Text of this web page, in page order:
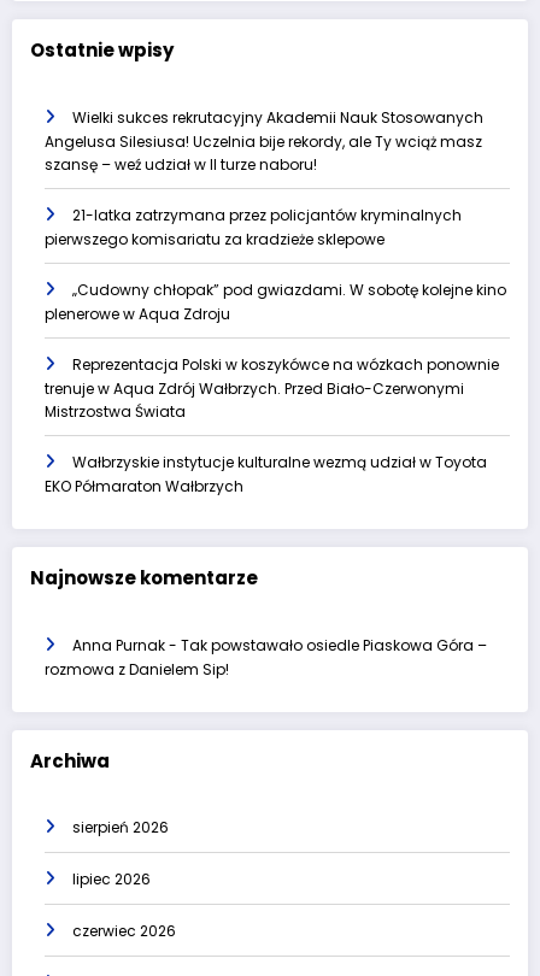
Ostatnie wpisy
Wielki sukces rekrutacyjny Akademii Nauk Stosowanych
Angelusa Silesiusa! Uczelnia bije rekordy, ale Ty wciąż masz
szansę – weź udział w II turze naboru!
21-latka zatrzymana przez policjantów kryminalnych
pierwszego komisariatu za kradzieże sklepowe
„Cudowny chłopak” pod gwiazdami. W sobotę kolejne kino
plenerowe w Aqua Zdroju
Reprezentacja Polski w koszykówce na wózkach ponownie
trenuje w Aqua Zdrój Wałbrzych. Przed Biało-Czerwonymi
Mistrzostwa Świata
Wałbrzyskie instytucje kulturalne wezmą udział w Toyota
EKO Półmaraton Wałbrzych
Najnowsze komentarze
Anna Purnak- Tak powstawało osiedle Piaskowa Góra –
rozmowa z Danielem Sip!
Archiwa
sierpień 2026
lipiec 2026
czerwiec 2026